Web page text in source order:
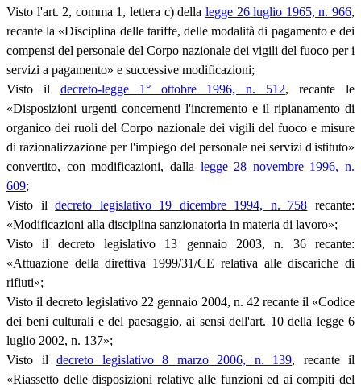
Visto l'art. 2, comma 1, lettera c) della legge 26 luglio 1965, n. 966,
recante la «Disciplina delle tariffe, delle modalità di pagamento e dei
compensi del personale del Corpo nazionale dei vigili del fuoco per i
servizi a pagamento» e successive modificazioni;
Visto il decreto-legge 1° ottobre 1996, n. 512, recante le
«Disposizioni urgenti concernenti l'incremento e il ripianamento di
organico dei ruoli del Corpo nazionale dei vigili del fuoco e misure
di razionalizzazione per l'impiego del personale nei servizi d'istituto»
convertito, con modificazioni, dalla legge 28 novembre 1996, n.
609;
Visto ildecreto legislativo 19 dicembre 1994, n. 758 recante:
«Modificazioni alla disciplina sanzionatoria in materia di lavoro»;
Visto il decreto legislativo 13 gennaio 2003, n. 36 recante:
«Attuazione della direttiva 1999/31/CE relativa alle discariche di
rifiuti»;
Visto il decreto legislativo 22 gennaio 2004, n. 42 recante il «Codice
dei beni culturali e del paesaggio, ai sensi dell'art. 10 della legge 6
luglio 2002, n. 137»;
Visto il decreto legislativo 8 marzo 2006, n. 139, recante il
«Riassetto delle disposizioni relative alle funzioni ed ai compiti del